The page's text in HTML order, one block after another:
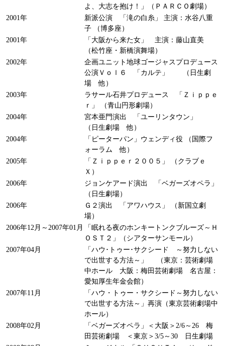
よ、大志を抱け！」（ＰＡＲＣＯ劇場）
2001年
新派公演 「滝の白糸」 主演：水谷八重
子 （博多座）
2001年
「大阪から来た女」 主演：藤山直美
（松竹座・新橋演舞場）
2002年
企画ユニット地球ゴージャスプロデュース
公演Ｖｏｌ６ 「カルテ」 （日生劇
場 他）
2003年
ラサール石井プロデュース 「Ｚｉｐｐｅ
ｒ」 （青山円形劇場）
2004年
宮本亜門演出 「ユーリンタウン」
（日生劇場 他）
2004年
「ピーターパン」ウェンディ役 （国際フ
ォーラム 他）
2005年
「Ｚｉｐｐｅｒ２００５」 （クラブｅ
Ｘ）
2006年
ジョンケアード演出 「ベガーズオペラ」
（日生劇場）
2006年
Ｇ２演出 「アワハウス」 （新国立劇
場）
2006年12月～2007年01月
「眠れる夜のホンキートンクブルーズ～Ｈ
ＯＳＴ２」（シアターサンモール）
2007年04月
「ハウ･トゥー･サクシード ～努力しない
で出世する方法～」 （東京：芸術劇場
中ホール 大阪：梅田芸術劇場 名古屋：
愛知厚生年金会館）
2007年11月
「ハウ・トゥー・サクシード～努力しない
で出世する方法～」再演（東京芸術劇場中
ホール）
2008年02月
「ベガーズオペラ」＜大阪＞2/6～26 梅
田芸術劇場 ＜東京＞3/5～30 日生劇場